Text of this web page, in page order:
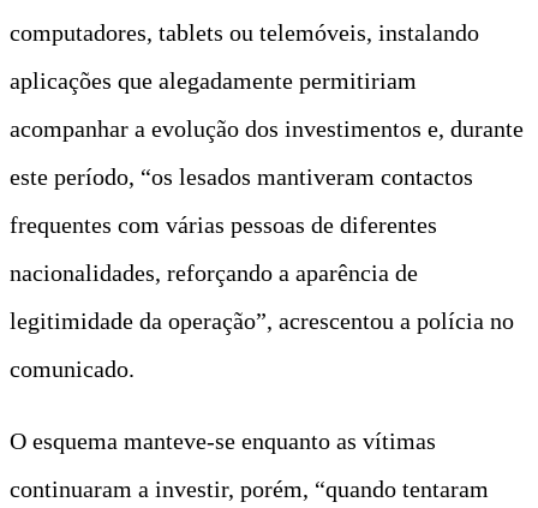
computadores, tablets ou telemóveis, instalando
aplicações que alegadamente permitiriam
acompanhar a evolução dos investimentos e, durante
este período, “os lesados mantiveram contactos
frequentes com várias pessoas de diferentes
nacionalidades, reforçando a aparência de
legitimidade da operação”, acrescentou a polícia no
comunicado.
O esquema manteve-se enquanto as vítimas
continuaram a investir, porém, “quando tentaram